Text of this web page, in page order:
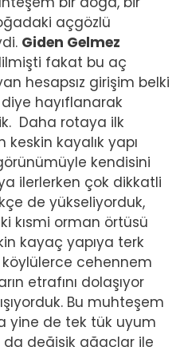
açgözlü
Giden Gelmez
fakat bu aç
hesapsız girişim belki
hayıflanarak
Daha rotaya ilk
kayalık yapı
kendisini
ilerlerken çok dikkatli
de yükseliyorduk,
kısmi orman örtüsü
kayaç yapıya terk
cehennem
etrafını dolaşıyor
Bu muhteşem
yine de tek tük uyum
değişik ağaçlar ile